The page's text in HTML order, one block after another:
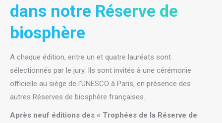
dans notre Réserve de
biosphère
A chaque édition, entre un et quatre lauréats sont
sélectionnés par le jury. Ils sont invités à une cérémonie
officielle au siège de l’UNESCO à Paris, en présence des
autres Réserves de biosphère françaises.
Après neuf éditions des « Trophées de la Réserve de